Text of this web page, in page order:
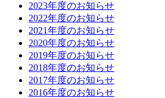
2023年度のお知らせ
2022年度のお知らせ
2021年度のお知らせ
2020年度のお知らせ
2019年度のお知らせ
2018年度のお知らせ
2017年度のお知らせ
2016年度のお知らせ